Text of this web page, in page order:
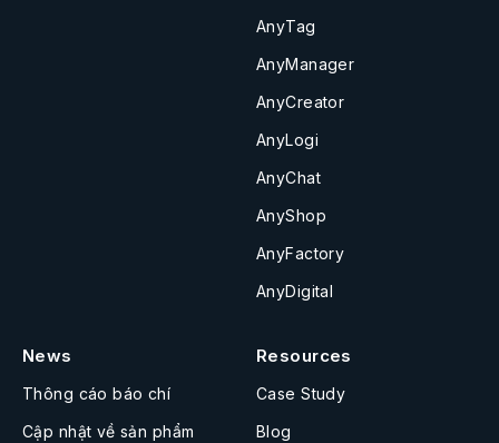
AnyTag
AnyManager
AnyCreator
AnyLogi
AnyChat
AnyShop
AnyFactory
AnyDigital
News
Thông cáo báo chí
Cập nhật về sản phẩm
Resources
Case Study
Blog